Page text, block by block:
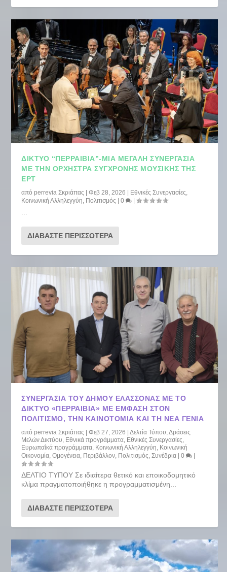
ΔΙΚΤΥΟ “ΠΕΡΡΑΙΒΙΑ”-ΜΙΑ ΜΕΓΆΛΗ ΣΥΝΕΡΓΑΣΊΑ
ΜΕ ΤΗΝ ΟΡΧΉΣΤΡΑ ΣΎΓΧΡΟΝΗΣ ΜΟΥΣΙΚΉΣ ΤΗΣ
ΕΡΤ
απόperrevia Σκριάπας |Φεβ 28, 2026 | Εθνικές Συνεργασίες
Κοινωνική Αλληλεγγύη Πολιτισμός |0 |
ΔΙΑΒΆΣΤΕ ΠΕΡΙΣΣΌΤΕΡΑ
ΣΥΝΕΡΓΑΣΊΑ ΤΟΥ ΔΉΜΟΥ ΕΛΑΣΣΌΝΑΣ ΜΕ ΤΟ
ΔΊΚΤΥΟ «ΠΕΡΡΑΙΒΊΑ» ΜΕ ΈΜΦΑΣΗ ΣΤΟΝ
ΠΟΛΙΤΙΣΜΌ, ΤΗΝ ΚΑΙΝΟΤΟΜΊΑ ΚΑΙ ΤΗ ΝΈΑ ΓΕΝΙΆ
απόperrevia Σκριάπας |Φεβ 27, 2026 |Δελτία Τύπου,Δράσεις
Μελών Δικτύου, Εθνικά προγράμματα, Εθνικές Συνεργασίες,
Ευρωπαΐκά προγράμματα, Κοινωνική Αλληλεγγύη, Κοινωνική
Οικονομία,Ομογένεια, Περιβάλλον, Πολιτισμός,Συνέδρια |0
ΔΕΛΤΙΟ ΤΥΠΟΥ Σε ιδιαίτερα θετικό και εποικοδομητικό
κλίμα πραγματοποιήθηκε η προγραμματισμένη...
ΔΙΑΒΆΣΤΕ ΠΕΡΙΣΣΌΤΕΡΑ